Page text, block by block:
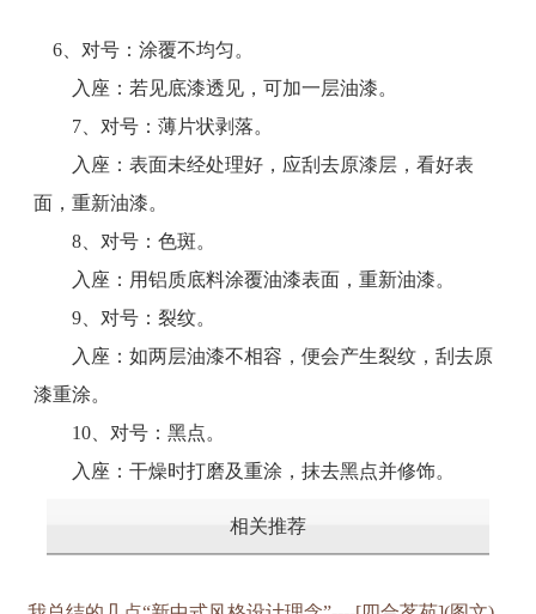
6、对号：涂覆不均匀。
入座：若见底漆透见，可加一层油漆。
7、对号：薄片状剥落。
入座：表面未经处理好，应刮去原漆层，看好表
面，重新油漆。
8、对号：色斑。
入座：用铝质底料涂覆油漆表面，重新油漆。
9、对号：裂纹。
入座：如两层油漆不相容，便会产生裂纹，刮去原
漆重涂。
10、对号：黑点。
入座：干燥时打磨及重涂，抹去黑点并修饰。
相关推荐